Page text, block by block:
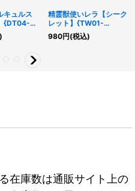
キュルス
{DT04-
クロ》
精霊獣使いレラ【シーク
レット】{TW01-
JP122}《モンスター》
980円(税込)
在庫数は通販サイト上の